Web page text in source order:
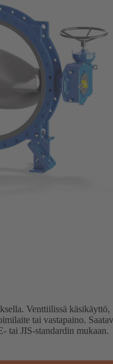
Venttiilissä käsikäyttö,
tai vastapaino.
tai JIS-standardin mukaan.